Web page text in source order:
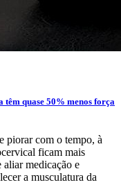
quase 50% menos força
piorar com o tempo, à
ficam mais
aliar medicação e
a musculatura da